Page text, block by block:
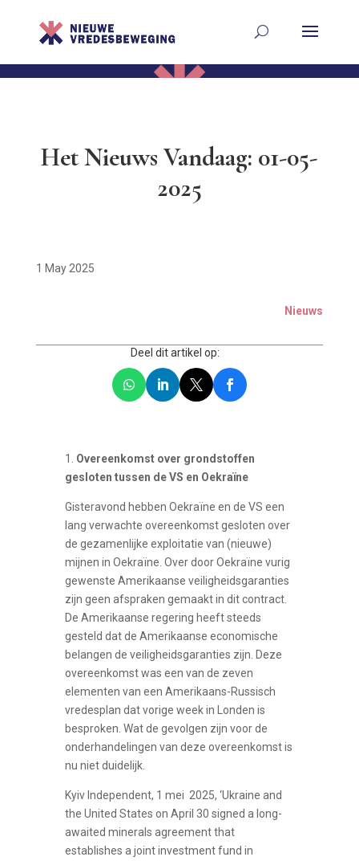
Het Nieuws Vandaag: 01-05-
2025
1 May 2025
Nieuws
Deel dit artikel op:
1. Overeenkomst over grondstoffen
gesloten tussen de VS en Oekraïne
Gisteravond hebben Oekraïne en de VS een
lang verwachte overeenkomst gesloten over
de gezamenlijke exploitatie van (nieuwe)
mijnen in Oekraïne. Over door Oekraïne vurig
gewenste Amerikaanse veiligheidsgaranties
zijn geen afspraken gemaakt in dit contract.
De Amerikaanse regering heeft steeds
gesteld dat de Amerikaanse economische
belangen de veiligheidsgaranties zijn. Deze
overeenkomst was een van de zeven
elementen van een Amerikaans-Russisch
vredesplan dat vorige week in Londen is
besproken. Wat de gevolgen zijn voor de
onderhandelingen van deze overeenkomst is
nu niet duidelijk.
Kyiv Independent, 1 mei 2025, ‘Ukraine and
the United States on April 30 signed a long-
awaited minerals agreement that
establishes a joint investment fund in